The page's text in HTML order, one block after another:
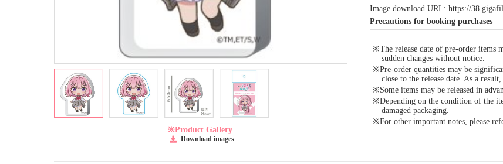
※Product Gallery
Download images
Image download URL: https://
Precautions for booking purchases
※The release date of pre-order items
sudden changes without notice.
※Pre-order quantities may be
close to the release date. As a
※Some items may be released in
※Depending on the condition of the
damaged packaging.
※For other important notes, please